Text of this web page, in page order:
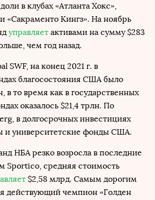
в клубах «Атланта Хокс»,
«Сакраменто Кингз». На ноябрь
управляет активами на сумму $283
чем год назад.
SWF, на конец 2021 г. в
благосостояния США было
в то время как в государственных
оказалось $21,4 трлн. По
в долгосрочных инвестициях
и университетские фонды США.
НБА резко возросла в последние
Sportico, средняя стоимость
$2,58 млрд. Самым дорогим
действующий чемпион «Голден